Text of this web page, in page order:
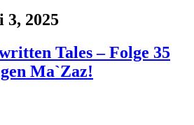
3, 2025
Tales – Folge 35
Ma`Zaz!